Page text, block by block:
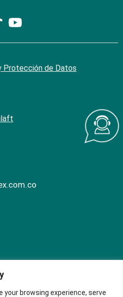
your browsing experience, serve
Protección de Datos
a 5:00 p.m. Viernes de